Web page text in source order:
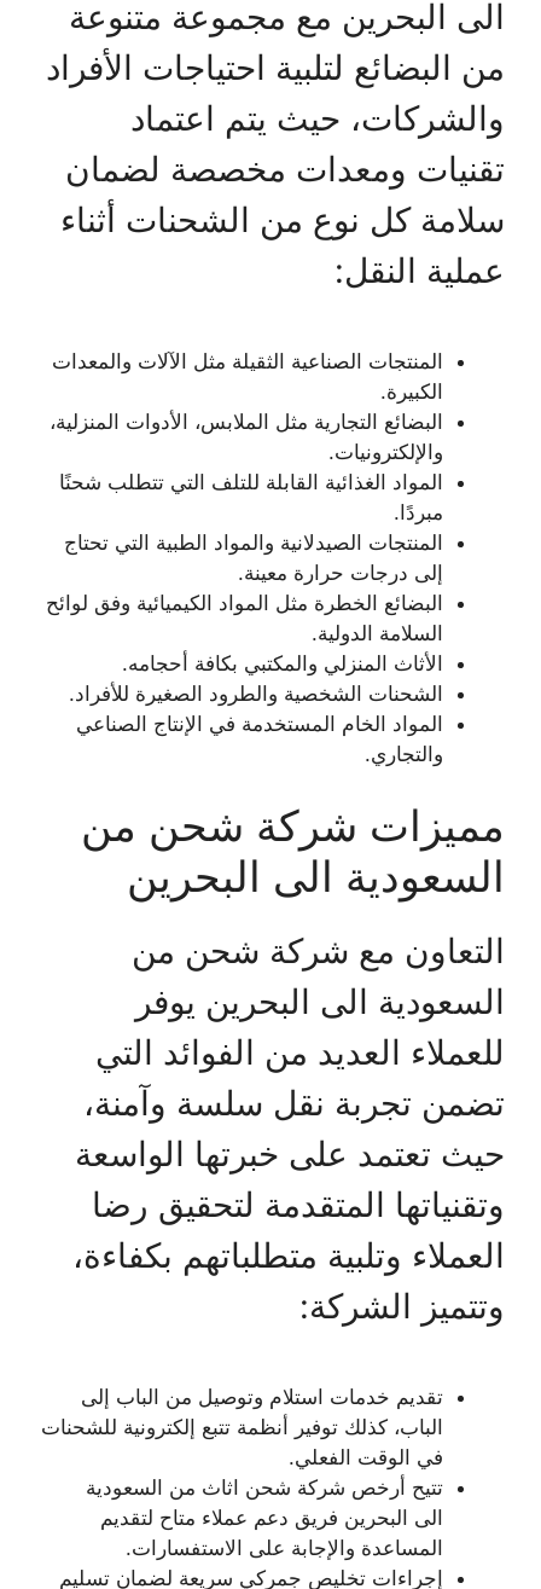
الى البحرين مع مجموعة متنوعة
من البضائع لتلبية احتياجات الأفراد
والشركات، حيث يتم اعتماد
تقنيات ومعدات مخصصة لضمان
سلامة كل نوع من الشحنات أثناء
عملية النقل:
المنتجات الصناعية الثقيلة مثل الآلات والمعدات
الكبيرة.
البضائع التجارية مثل الملابس، الأدوات المنزلية،
والإلكترونيات.
المواد الغذائية القابلة للتلف التي تتطلب شحنًا
مبردًا.
المنتجات الصيدلانية والمواد الطبية التي تحتاج
إلى درجات حرارة معينة.
البضائع الخطرة مثل المواد الكيميائية وفق لوائح
السلامة الدولية.
الأثاث المنزلي والمكتبي بكافة أحجامه.
الشحنات الشخصية والطرود الصغيرة للأفراد.
المواد الخام المستخدمة في الإنتاج الصناعي
والتجاري.
مميزات شركة شحن من
السعودية الى البحرين
التعاون مع شركة شحن من
السعودية الى البحرين يوفر
للعملاء العديد من الفوائد التي
تضمن تجربة نقل سلسة وآمنة،
حيث تعتمد على خبرتها الواسعة
وتقنياتها المتقدمة لتحقيق رضا
العملاء وتلبية متطلباتهم بكفاءة،
وتتميز الشركة:
تقديم خدمات استلام وتوصيل من الباب إلى
الباب، كذلك توفير أنظمة تتبع إلكترونية للشحنات
في الوقت الفعلي.
تتيح أرخص شركة شحن اثاث من السعودية
الى البحرين فريق دعم عملاء متاح لتقديم
المساعدة والإجابة على الاستفسارات.
إجراءات تخليص جمركي سريعة لضمان تسليم